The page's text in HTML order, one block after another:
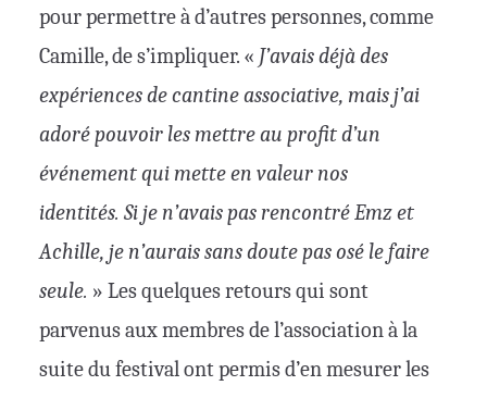
pour permettre à d’autres personnes, comme
Camille, de s’impliquer. « J’avais déjà des
expériences de cantine associative, mais j’ai
adoré pouvoir les mettre au profit d’un
événement qui mette en valeur nos
identités. Si je n’avais pas rencontré Emz et
Achille, je n’aurais sans doute pas osé le faire
seule. » Les quelques retours qui sont
parvenus aux membres de l’association à la
suite du festival ont permis d’en mesurer les